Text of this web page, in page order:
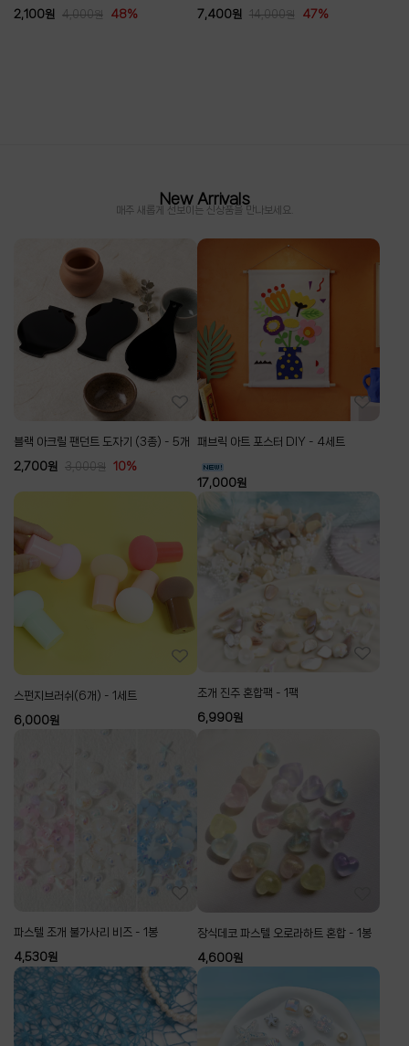
2,100원 4,000원 48% 7,400원 14,000원 47%
New Arrivals
매주 새롭게 선보이는 신상품을 만나보세요.
블랙 아크릴 팬던트 도자기 (3종) - 5개
2,700원 3,000원 10%
패브릭 아트 포스터 DIY - 4세트
17,000원
스펀지브러쉬(6개) - 1세트
6,000원
조개 진주 혼합팩 - 1팩
6,990원
파스텔 조개 불가사리 비즈 - 1봉
4,530원
장식데코 파스텔 오로라하트 혼합 - 1봉
4,600원